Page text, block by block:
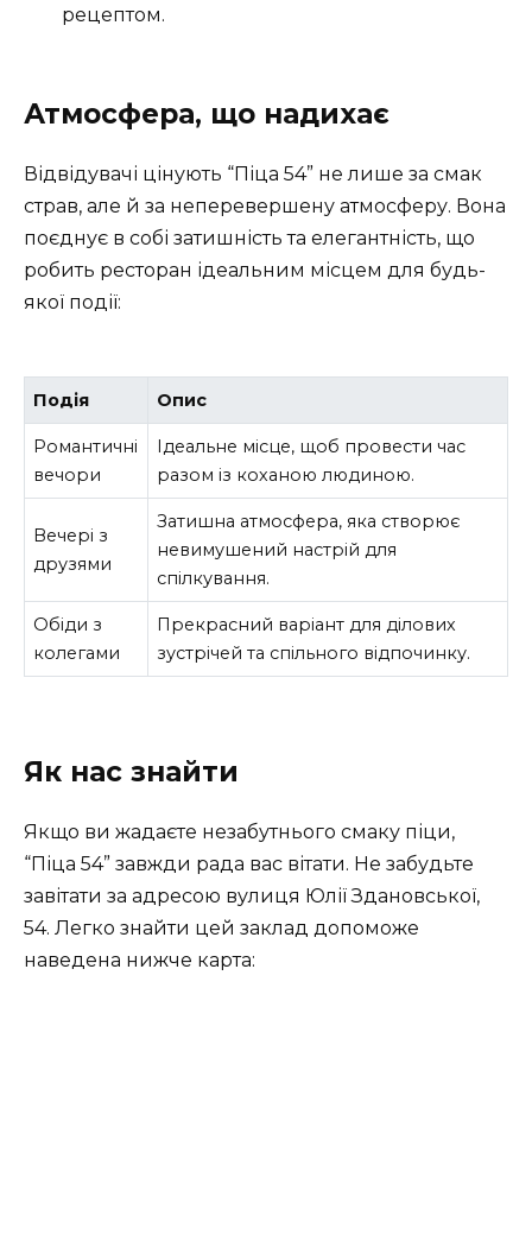
рецептом.
Атмосфера, що надихає
Відвідувачі цінують “Піца 54” не лише за смак
страв, але й за неперевершену атмосферу. Вона
поєднує в собі затишність та елегантність, що
робить ресторан ідеальним місцем для будь-
якої події:
Подія Опис
Романтичні
вечори
Ідеальне місце, щоб провести час
разом із коханою людиною.
Вечері з
друзями
Затишна атмосфера, яка створює
невимушений настрій для
спілкування.
Обіди з
колегами
Прекрасний варіант для ділових
зустрічей та спільного відпочинку.
Як нас знайти
Якщо ви жадаєте незабутнього смаку піци,
“Піца 54” завжди рада вас вітати. Не забудьте
завітати за адресою вулиця Юлії Здановської,
54. Легко знайти цей заклад допоможе
наведена нижче карта: